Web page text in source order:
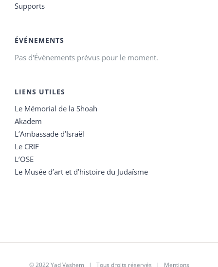
Supports
ÉVÉNEMENTS
Pas d'Évènements prévus pour le moment.
LIENS UTILES
Le Mémorial de la Shoah
Akadem
L’Ambassade d’Israël
Le CRIF
L’OSE
Le Musée d’art et d’histoire du Judaïsme
© 2022 Yad Vashem | Tous droits réservés | Mentions